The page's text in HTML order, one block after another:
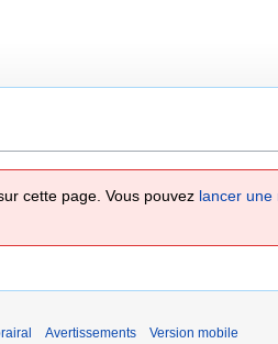
cette page. Vous pouvez lancer une
Avertissements Version mobile